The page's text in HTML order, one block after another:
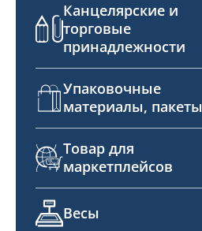
Канцелярские и
торговые
принадлежности
Упаковочные
материалы, пакеты
Товар для
маркетплейсов
Весы